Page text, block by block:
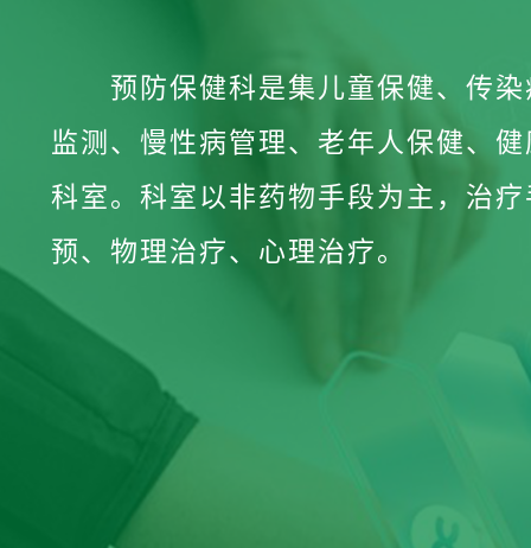
预防保健科是集儿童保健、传
监测、慢性病管理、老年人保健、
科室。科室以非药物手段为主，治
预、物理治疗、心理治疗。